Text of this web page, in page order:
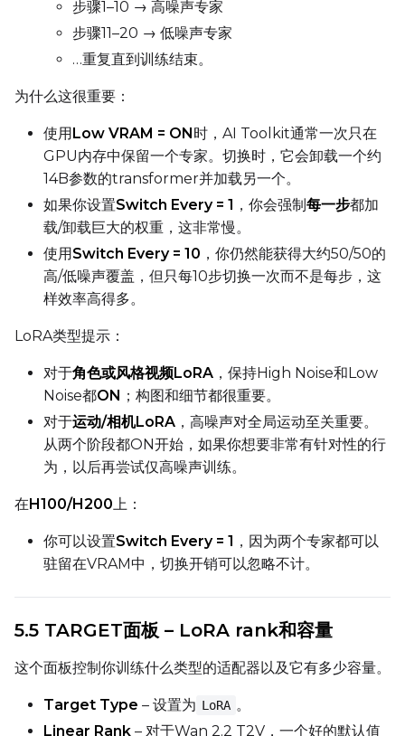
步骤1–10 → 高噪声专家
步骤11–20 → 低噪声专家
…重复直到训练结束。
为什么这很重要：
使用Low VRAM = ON时，AI Toolkit通常一次只在
GPU内存中保留一个专家。切换时，它会卸载一个约
14B参数的transformer并加载另一个。
如果你设置Switch Every = 1 ，你会强制每一步都加
载/卸载巨大的权重，这非常慢。
使用Switch Every = 10 ，你仍然能获得大约50/50的
高/低噪声覆盖，但只每10步切换一次而不是每步，这
样效率高得多。
LoRA类型提示：
对于角色或风格视频LoRA ，保持High Noise和Low
Noise都ON ；构图和细节都很重要。
对于运动/相机LoRA ，高噪声对全局运动至关重要。
从两个阶段都ON开始，如果你想要非常有针对性的行
为，以后再尝试仅高噪声训练。
在H100/H200上：
你可以设置Switch Every = 1 ，因为两个专家都可以
驻留在VRAM中，切换开销可以忽略不计。
5.5 TARGET面板 – LoRA rank和容量
这个面板控制你训练什么类型的适配器以及它有多少容量。
Target Type – 设置为 LoRA 。
Linear Rank – 对于Wan 2.2 T2V，一个好的默认值